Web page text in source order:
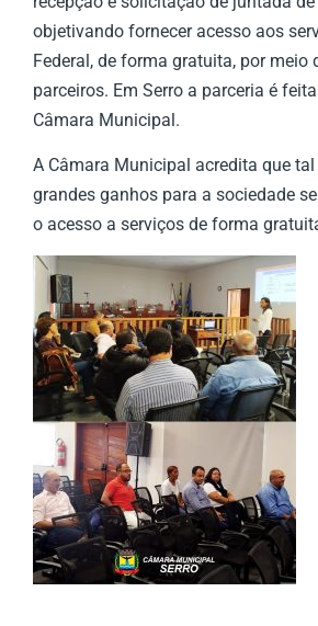
objetivando fornecer acesso aos
Federal, de forma gratuita, por meio
parceiros. Em Serro a parceria é
Câmara Municipal.
A Câmara Municipal acredita que
grandes ganhos para a sociedade
o acesso a serviços de forma